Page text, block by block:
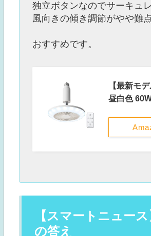
独立ボタンなのでサーキュ
風向きの傾き調節がやや難
おすすめです。
【最新モ
昼白色
【スマートニュー
の答え